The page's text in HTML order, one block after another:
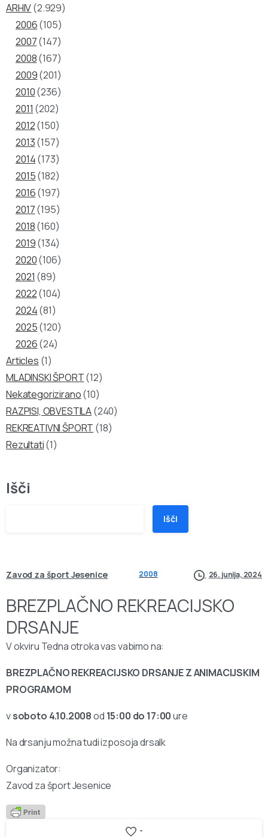
ARHIV(2.929)
2006(105)
2007(147)
2008(167)
2009(201)
2010(236)
2011 (202)
2012(150)
2013(157)
2014(173)
2015(182)
2016(197)
2017(195)
2018(160)
2019(134)
2020(106)
2021 (89)
2022(104)
2024(81)
2025(120)
2026(24)
Articles (1)
MLADINSKI ŠPORT(12)
Nekategorizirano(10)
RAZPISI, OBVESTILA(240)
REKREATIVNI ŠPORT (18)
Rezultati(1)
Išči
Išči
Zavod za šport Jesenice 2008 26. junija, 2024
BREZPLAČNO REKREACIJSKO
DRSANJE
V okviru Tedna otroka vas vabimo na:
BREZPLAČNO REKREACIJSKO DRSANJE Z ANIMACIJSKIM
PROGRAMOM
vsoboto 4.10.2008od 15:00 do 17:00ure
Na drsanju možna tudi izposoja drsalk
Organizator:
Zavod za šport Jesenice
-